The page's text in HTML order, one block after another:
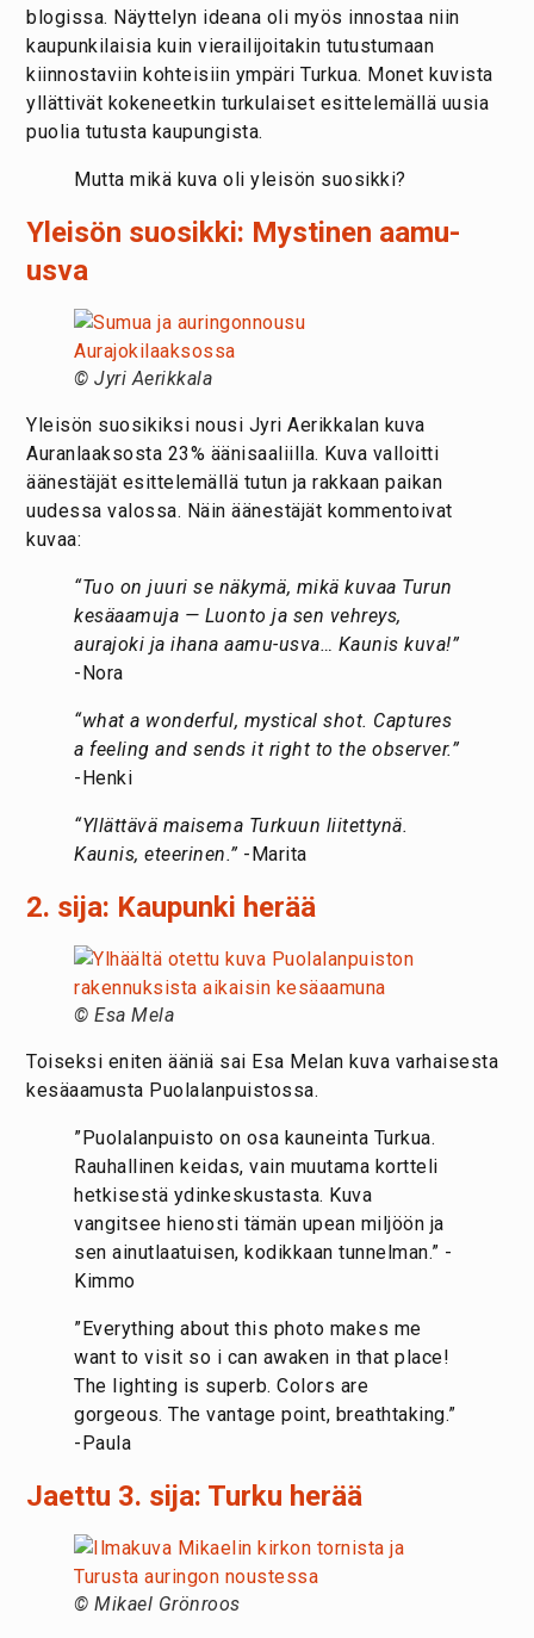
blogissa. Näyttelyn ideana oli myös innostaa niin
kaupunkilaisia kuin vierailijoitakin tutustumaan
kiinnostaviin kohteisiin ympäri Turkua. Monet kuvista
yllättivät kokeneetkin turkulaiset esittelemällä uusia
puolia tutusta kaupungista.
Mutta mikä kuva oli yleisön suosikki?
Yleisön suosikki: Mystinen aamu-
usva
© Jyri Aerikkala
Yleisön suosikiksi nousi Jyri Aerikkalan kuva
Auranlaaksosta 23% äänisaaliilla. Kuva valloitti
äänestäjät esittelemällä tutun ja rakkaan paikan
uudessa valossa. Näin äänestäjät kommentoivat
kuvaa:
“Tuo on juuri se näkymä, mikä kuvaa Turun
kesäaamuja — Luonto ja sen vehreys,
aurajoki ja ihana aamu-usva… Kaunis kuva!”
-Nora
“what a wonderful, mystical shot. Captures
a feeling and sends it right to the observer.”
-Henki
“Yllättävä maisema Turkuun liitettynä.
Kaunis, eteerinen.” -Marita
2. sija: Kaupunki herää
© Esa Mela
Toiseksi eniten ääniä sai Esa Melan kuva varhaisesta
kesäaamusta Puolalanpuistossa.
”Puolalanpuisto on osa kauneinta Turkua.
Rauhallinen keidas, vain muutama kortteli
hetkisestä ydinkeskustasta. Kuva
vangitsee hienosti tämän upean miljöön ja
sen ainutlaatuisen, kodikkaan tunnelman.” -
Kimmo
”Everything about this photo makes me
want to visit so i can awaken in that place!
The lighting is superb. Colors are
gorgeous. The vantage point, breathtaking.”
-Paula
Jaettu 3. sija: Turku herää
© Mikael Grönroos